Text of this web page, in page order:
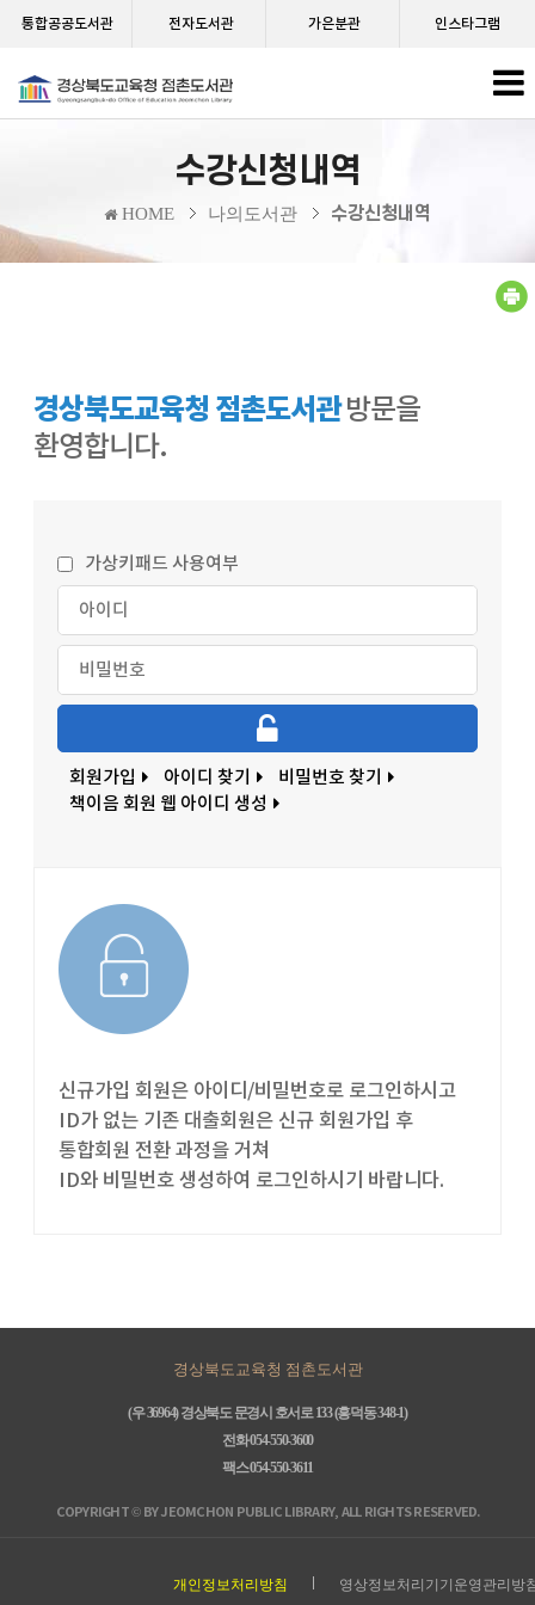
통합공공도서관 전자도서관 가은분관 인스타그램
수강신청내역
HOME 나의도서관 수강신청내역
경상북도교육청 점촌도서관방문을
환영합니다.
가상키패드 사용여부
회원가입 아이디 찾기
비밀번호 찾기
책이음 회원 웹 아이디 생성
신규가입 회원은 아이디/비밀번호로 로그인하시고
ID가 없는 기존 대출회원은 신규 회원가입 후
통합회원 전환 과정을 거쳐
ID와 비밀번호 생성하여 로그인하시기 바랍니다.
경상북도교육청 점촌도서관
(우 36964) 경상북도 문경시 호서로 133 (흥덕동 348-1)
전화 054-550-3600
팩스 054-550-3611
COPYRIGHT © BY JEOMCHON PUBLIC LIBRARY, ALL RIGHTS RESERVED.
개인정보처리방침 영상정보처리기기운영관리방